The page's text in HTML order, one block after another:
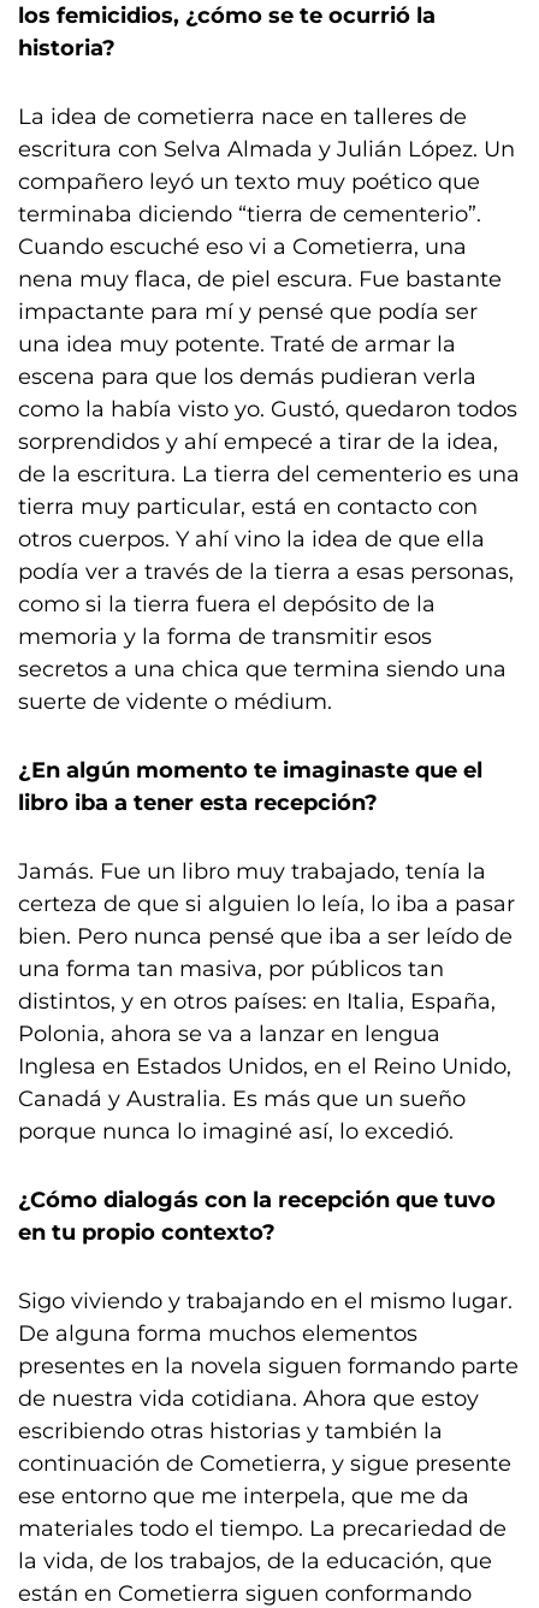
los femicidios, ¿cómo se te ocurrió la
historia?
La idea de cometierra nace en talleres de
escritura con Selva Almada y Julián López. Un
compañero leyó un texto muy poético que
terminaba diciendo “tierra de cementerio”.
Cuando escuché eso vi a Cometierra, una
nena muy flaca, de piel escura. Fue bastante
impactante para mí y pensé que podía ser
una idea muy potente. Traté de armar la
escena para que los demás pudieran verla
como la había visto yo. Gustó, quedaron todos
sorprendidos y ahí empecé a tirar de la idea,
de la escritura. La tierra del cementerio es una
tierra muy particular, está en contacto con
otros cuerpos. Y ahí vino la idea de que ella
podía ver a través de la tierra a esas personas,
como si la tierra fuera el depósito de la
memoria y la forma de transmitir esos
secretos a una chica que termina siendo una
suerte de vidente o médium.
¿En algún momento te imaginaste que el
libro iba a tener esta recepción?
Jamás. Fue un libro muy trabajado, tenía la
certeza de que si alguien lo leía, lo iba a pasar
bien. Pero nunca pensé que iba a ser leído de
una forma tan masiva, por públicos tan
distintos, y en otros países: en Italia, España,
Polonia, ahora se va a lanzar en lengua
Inglesa en Estados Unidos, en el Reino Unido,
Canadá y Australia. Es más que un sueño
porque nunca lo imaginé así, lo excedió.
¿Cómo dialogás con la recepción que tuvo
en tu propio contexto?
Sigo viviendo y trabajando en el mismo lugar.
De alguna forma muchos elementos
presentes en la novela siguen formando parte
de nuestra vida cotidiana. Ahora que estoy
escribiendo otras historias y también la
continuación de Cometierra, y sigue presente
ese entorno que me interpela, que me da
materiales todo el tiempo. La precariedad de
la vida, de los trabajos, de la educación, que
están en Cometierra siguen conformando